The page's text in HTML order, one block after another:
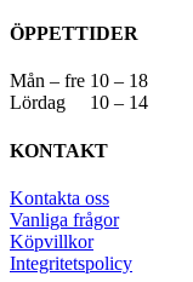
ÖPPETTIDER
Mån – fre 10 – 18
Lördag 10 – 14
KONTAKT
Kontakta oss
Vanliga frågor
Köpvillkor
Integritetspolicy